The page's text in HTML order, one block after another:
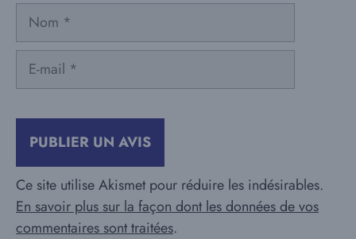
Nom
Ce site utilise Akismet pour réduire les indésirables.
En savoir plus sur la façon dont les données de vos
commentaires sont traitées.